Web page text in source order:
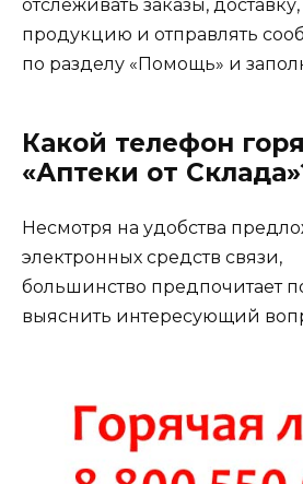
отслеживать заказы,
продукцию и отправлять
по разделу «Помощь» и
Какой телефон
«Аптеки от
Несмотря на удобства
электронных средств связи,
большинство предпочитает
выяснить интересующий